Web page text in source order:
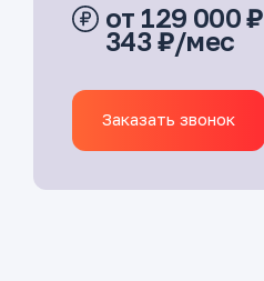
от 129 000 ₽
343 ₽/мес
Заказать звонок